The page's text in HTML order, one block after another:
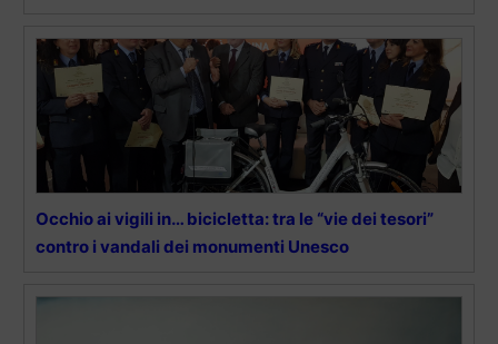
Occhio ai vigili in… bicicletta: tra le “vie dei tesori”
contro i vandali dei monumenti Unesco